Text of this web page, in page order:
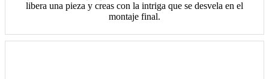
libera una pieza y creas con la intriga que se desvela en el
montaje final.